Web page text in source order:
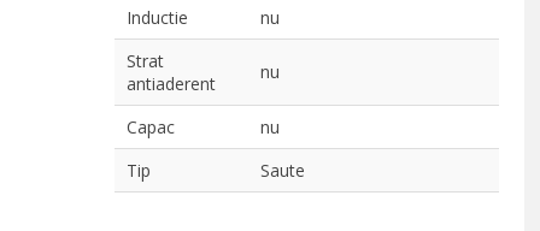
Inductie
nu
Strat
antiaderent
nu
Capac
nu
Tip
Saute